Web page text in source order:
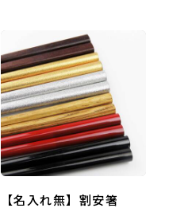
【名入れ無】割安箸